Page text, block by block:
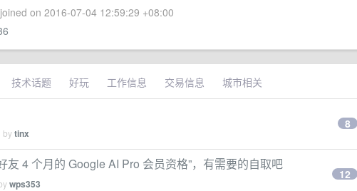
on 2016-07-04 12:59:29 +08:00
技术话题 好玩 工作信息 交易信息 城市相关
bytinx
8
友 4 个月的 Google AI Pro 会员资格”，有需要的自取吧
wps353
12